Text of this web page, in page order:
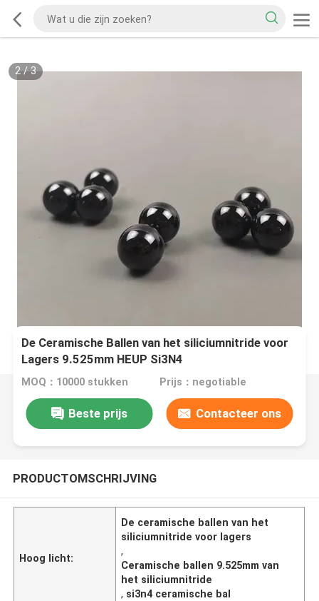
2/3
De Ceramische Ballen van het siliciumnitride voor
Lagers 9.525mm HEUP Si3N4
MOQ：10000 stukken Prijs：negotiable
Beste prijs Contacteer ons
PRODUCTOMSCHRIJVING
Hoog licht:
De ceramische ballen van het
siliciumnitride voor lagers
,
Ceramische ballen 9.525mm van
het siliciumnitride
, si3n4 ceramische bal